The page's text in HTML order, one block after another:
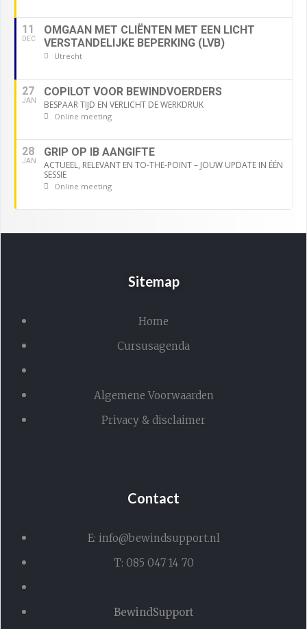
11
DEC
OMGAAN MET CLIËNTEN MET EEN LICHT
VERSTANDELIJKE BEPERKING (LVB)
Utrecht
27
JAN
COPILOT VOOR BEWINDVOERDERS
BESPAAR TIJD EN VERLICHT DE WERKDRUK
Online meeting
28
JAN
GRIP OP IB AANGIFTE
ACTUEEL, RELEVANT EN TO-THE-POINT – JOUW UPDATE IN ÉÉN
SESSIE
Online meeting
Sitemap
Home
Cursusagenda
Algemene Voorwaarden
Privacy & disclaimer
Contact
E: info@bewindsupport.nl
T: 085 047 14 70
BewindSupport